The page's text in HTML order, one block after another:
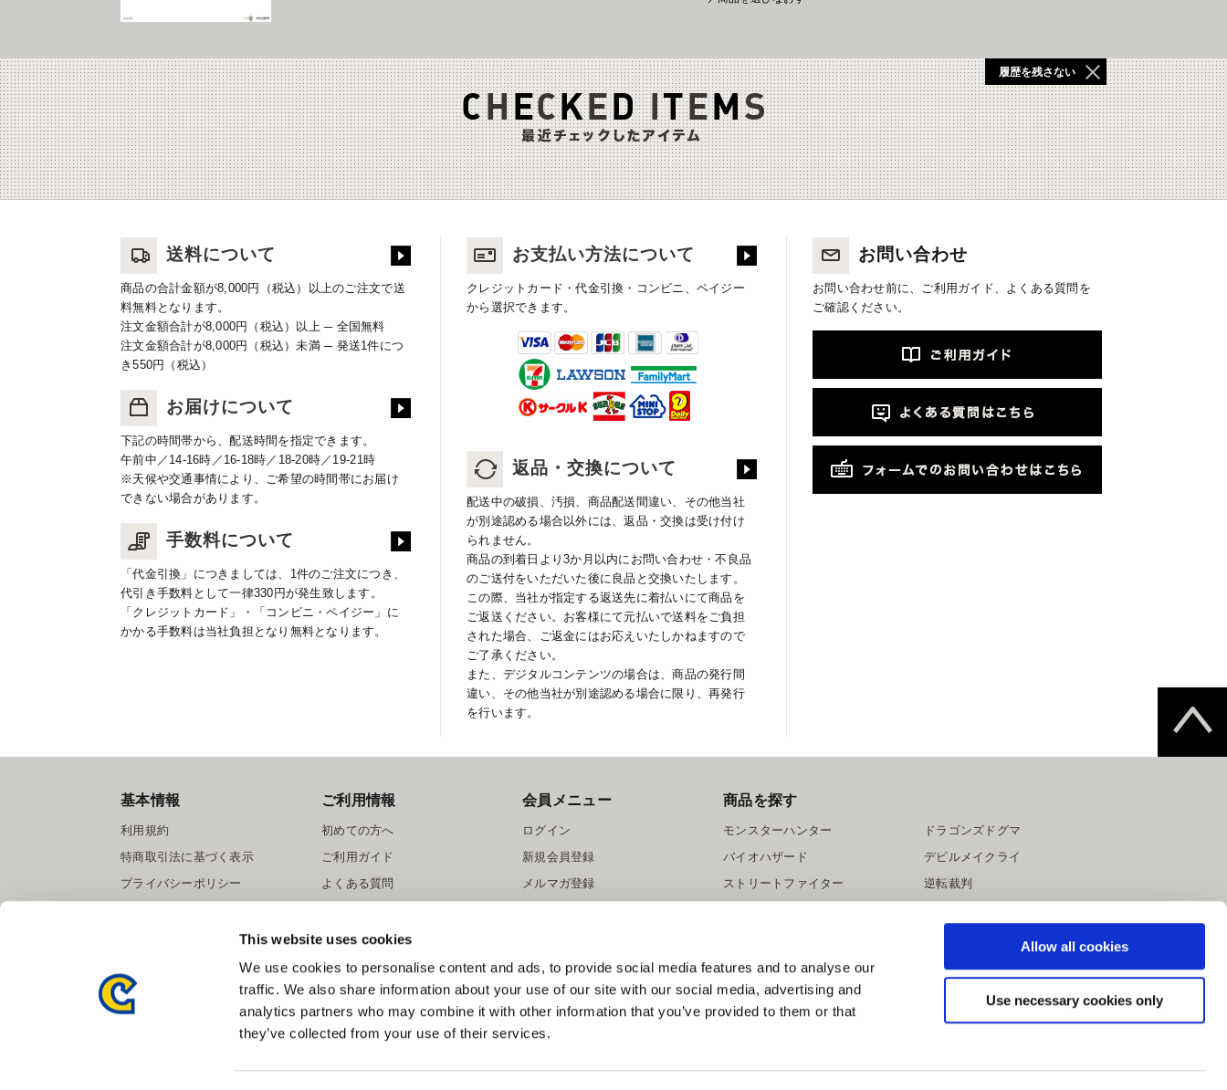
This website uses cookies
We use cookies to personalise content and ads, to provide social media features and to analyse our
traffic. We also share information about your use of our site with our social media, advertising and
analytics partners who may combine it with other information that you’ve provided to them or that
they’ve collected from your use of their services.
Allow all cookies
Use necessary cookies only
履歴を残さない
送料について
商品の合計金額が8,000円（税込）以上のご注文で送
料無料となります。
注文金額合計が8,000円（税込）以上 ─ 全国無料
注文金額合計が8,000円（税込）未満 ─ 発送1件につ
き550円（税込）
お届けについて
下記の時間帯から、配送時間を指定できます。
午前中／14-16時／16-18時／18-20時／19-21時
※天候や交通事情により、ご希望の時間帯にお届け
できない場合があります。
手数料について
「代金引換」につきましては、1件のご注文につき、
代引き手数料として一律330円が発生致します。
「クレジットカード」・「コンビニ・ペイジー」に
かかる手数料は当社負担となり無料となります。
お支払い方法について
クレジットカード・代金引換・コンビニ、ペイジー
から選択できます。
返品・交換について
配送中の破損、汚損、商品配送間違い、その他当社
が別途認める場合以外には、返品・交換は受け付け
られません。
商品の到着日より3か月以内にお問い合わせ・不良品
のご送付をいただいた後に良品と交換いたします。
この際、当社が指定する返送先に着払いにて商品を
ご返送ください。お客様にて元払いで送料をご負担
された場合、ご返金にはお応えいたしかねますので
ご了承ください。
また、デジタルコンテンツの場合は、商品の発行間
違い、その他当社が別途認める場合に限り、再発行
を行います。
お問い合わせ
お問い合わせ前に、ご利用ガイド、よくある質問を
ご確認ください。
基本情報
利用規約
特商取引法に基づく表示
プライバシーポリシー
ご利用情報
初めての方へ
ご利用ガイド
よくある質問
提携サイト募集
会員メニュー
ログイン
新規会員登録
メルマガ登録
商品を探す
モンスターハンター
バイオハザード
ストリートファイター
ドラゴンズドグマ
デビルメイクライ
逆転裁判
スマートフォン版を表示する